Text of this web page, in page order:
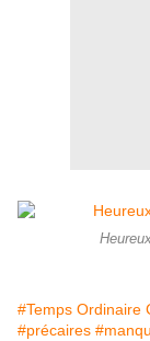
#Temps Ordinaire
#précaires